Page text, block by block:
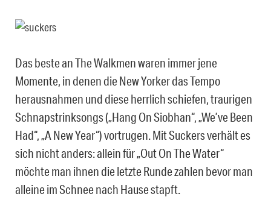
Das beste an The Walkmen waren immer jene
Momente, in denen die New Yorker das Tempo
herausnahmen und diese herrlich schiefen, traurigen
Schnapstrinksongs („Hang On Siobhan“, „We’ve Been
Had“, „A New Year“) vortrugen. Mit Suckers verhält es
sich nicht anders: allein für „Out On The Water“
möchte man ihnen die letzte Runde zahlen bevor man
alleine im Schnee nach Hause stapft.